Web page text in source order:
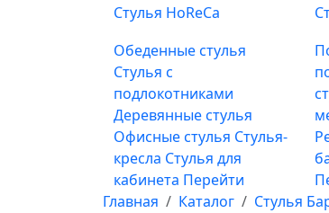
Стулья HoReCa
Обеденные стулья
Стулья с
подлокотниками
Деревянные стулья
Офисные стулья Стулья-
кресла Стулья для
кабинета Перейти
Главная Каталог Стулья